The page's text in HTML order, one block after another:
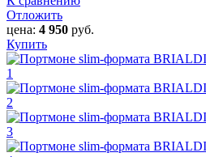
Отложить
цена: 4 950 руб.
Купить